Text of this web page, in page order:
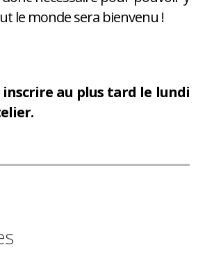
le monde sera bienvenu !
inscrire au plus tard le lundi